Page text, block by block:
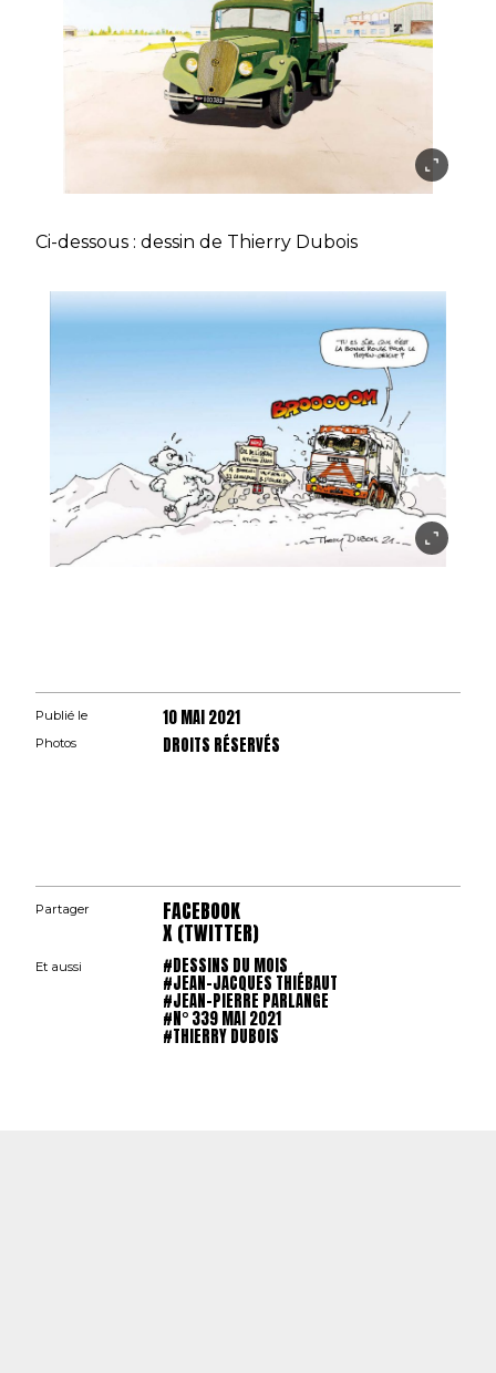
Ci-dessous : dessin de Thierry Dubois
Publié le 10 MAI 2021
Photos DROITS RÉSERVÉS
Partager FACEBOOK
X (TWITTER)
Et aussi #DESSINS DU MOIS
#JEAN-JACQUES THIÉBAUT
#JEAN-PIERRE PARLANGE
#N° 339 MAI 2021
#THIERRY DUBOIS